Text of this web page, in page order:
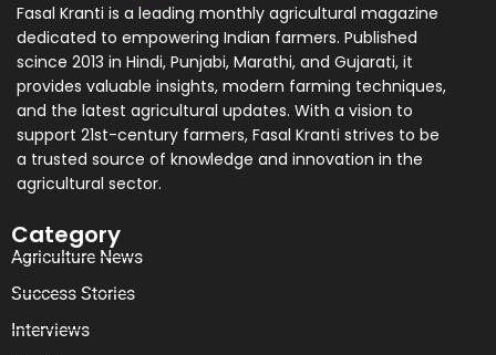
Fasal Kranti is a leading monthly agricultural magazine
dedicated to empowering Indian farmers. Published
scince 2013 in Hindi, Punjabi, Marathi, and Gujarati, it
provides valuable insights, modern farming techniques,
and the latest agricultural updates. With a vision to
support 21st-century farmers, Fasal Kranti strives to be
a trusted source of knowledge and innovation in the
agricultural sector.
Category
Agriculture News
Success Stories
Interviews